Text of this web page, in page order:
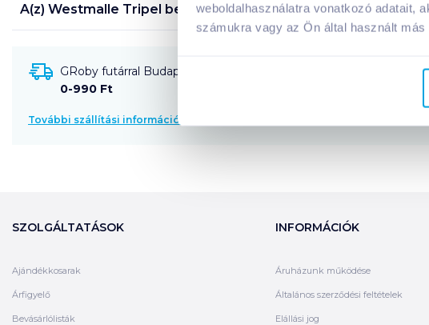
weboldalhasználatra vonatkozó adatait,
számukra vagy az Ön által használt
A(z) Westmalle Tripel belga világos sör 0,33 ltermék
GRoby futárral Budapestre és környékére szállítható
0-990 Ft
További szállítási információk
SZOLGÁLTATÁSOK
Ajándékkosarak
Árfigyelő
Bevásárlólisták
INFORMÁCIÓK
Áruházunk működése
Általános szerződési feltételek
Elállási jog